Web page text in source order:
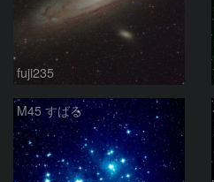
fuji235
M45 すばる